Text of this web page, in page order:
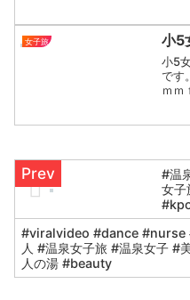
女子旅 小5
小5
です
ｍｍ
#温
女
#viralvideo #dance #nurse
人 #温泉女子旅 #温泉女子 #
人の湯 #beauty